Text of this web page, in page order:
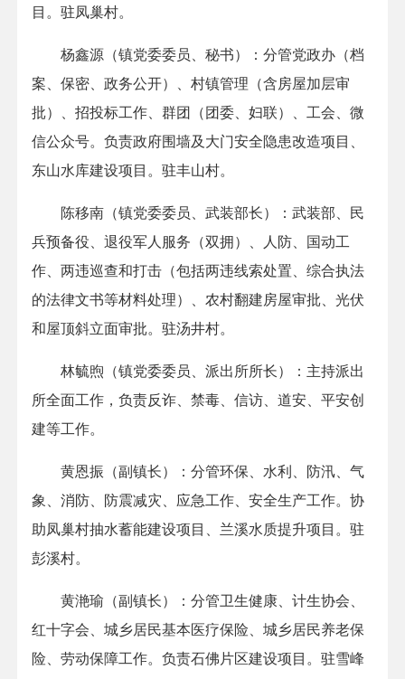
目。驻凤巢村。
杨鑫源（镇党委委员、秘书）：分管党政办（档
案、保密、政务公开）、村镇管理（含房屋加层审
批）、招投标工作、群团（团委、妇联）、工会、微
信公众号。负责政府围墙及大门安全隐患改造项目、
东山水库建设项目。驻丰山村。
陈移南（镇党委委员、武装部长）：武装部、民
兵预备役、退役军人服务（双拥）、人防、国动工
作、两违巡查和打击（包括两违线索处置、综合执法
的法律文书等材料处理）、农村翻建房屋审批、光伏
和屋顶斜立面审批。驻汤井村。
林毓煦（镇党委委员、派出所所长）：主持派出
所全面工作，负责反诈、禁毒、信访、道安、平安创
建等工作。
黄恩振（副镇长）：分管环保、水利、防汛、气
象、消防、防震减灾、应急工作、安全生产工作。协
助凤巢村抽水蓄能建设项目、兰溪水质提升项目。驻
彭溪村。
黄滟瑜（副镇长）：分管卫生健康、计生协会、
红十字会、城乡居民基本医疗保险、城乡居民养老保
险、劳动保障工作。负责石佛片区建设项目。驻雪峰